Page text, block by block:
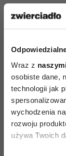
Wraz z
osobiste dane,
technologii jak
wychodzenia
rozwoju
używa Twoich
Kobieta
doczekał
pozorom,
sobie w
kobiety
Dzięki
prowadzące
płynną jazdę